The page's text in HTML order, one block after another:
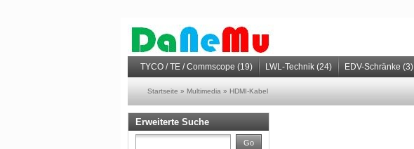
TYCO / TE / Commscope (19) LWL-Technik (24) EDV-Schränke (3)
Startseite » Multimedia » HDMI-Kabel
Erweiterte Suche
Go